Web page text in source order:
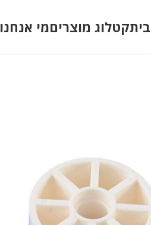
קטלוג מוצריםמי אנחנו